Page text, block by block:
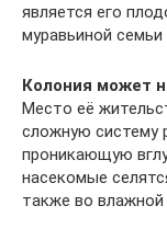
является его
муравьиной
Колония может
Место её
сложную систему
проникающую
насекомые
также во